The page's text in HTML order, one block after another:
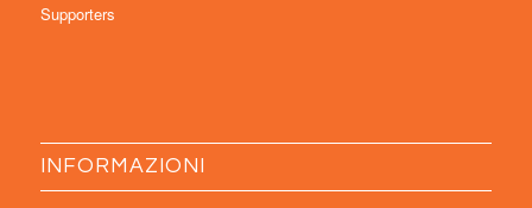
Supporters
INFORMAZIONI